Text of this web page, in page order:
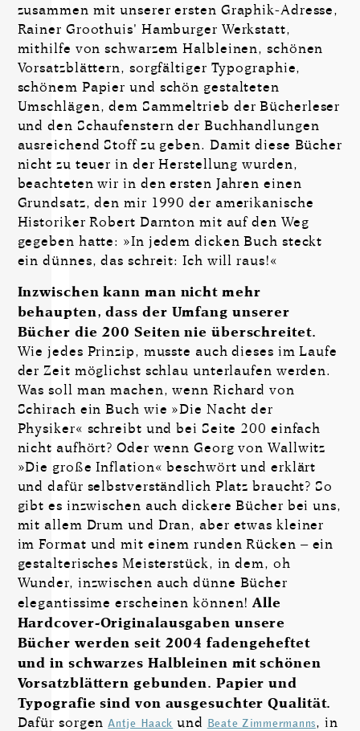
zusammen mit unserer ersten Graphik-Adresse,
Rainer Groothuis' Hamburger Werkstatt,
mithilfe von schwarzem Halbleinen, schönen
Vorsatzblättern, sorgfältiger Typographie,
schönem Papier und schön gestalteten
Umschlägen, dem Sammeltrieb der Bücherleser
und den Schaufenstern der Buchhandlungen
ausreichend Stoff zu geben. Damit diese Bücher
nicht zu teuer in der Herstellung wurden,
beachteten wir in den ersten Jahren einen
Grundsatz, den mir 1990 der amerikanische
Historiker Robert Darnton mit auf den Weg
gegeben hatte: »In jedem dicken Buch steckt
ein dünnes, das schreit: Ich will raus!«
Inzwischen kann man nicht mehr
behaupten, dass der Umfang unserer
Bücher die 200 Seiten nie überschreitet.
Wie jedes Prinzip, musste auch dieses im Laufe
der Zeit möglichst schlau unterlaufen werden.
Was soll man machen, wenn Richard von
Schirach ein Buch wie »Die Nacht der
Physiker« schreibt und bei Seite 200 einfach
nicht aufhört? Oder wenn Georg von Wallwitz
»Die große Inflation« beschwört und erklärt
und dafür selbstverständlich Platz braucht? So
gibt es inzwischen auch dickere Bücher bei uns,
mit allem Drum und Dran, aber etwas kleiner
im Format und mit einem runden Rücken – ein
gestalterisches Meisterstück, in dem, oh
Wunder, inzwischen auch dünne Bücher
elegantissime erscheinen können!Alle
Hardcover-Originalausgaben unsere
Bücher werden seit 2004 fadengeheftet
und in schwarzes Halbleinen mit schönen
Vorsatzblättern gebunden. Papier und
Typografie sind von ausgesuchter Qualität.
Dafür sorgenAntje Haack und Beate Zimmermanns, in